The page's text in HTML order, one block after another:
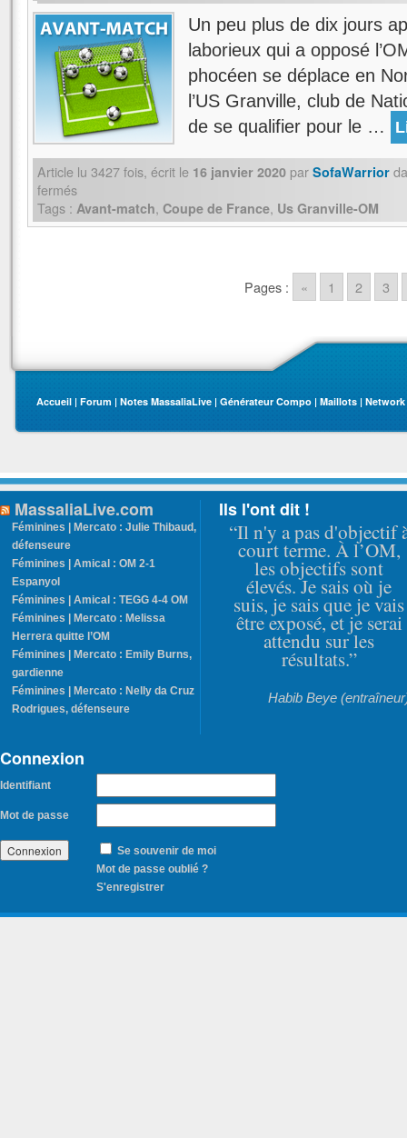
Un peu plus de dix jours
laborieux qui a opposé
phocéen se déplace en
l’US Granville, club de
de se qualifier pour le …
Article lu 3427fois, écrit le 16 janvier 2020 par SofaWarrior
fermés
Tags : Avant-match, Coupe de France, Us Granville-OM
Pages : « 1 2 3
Accueil | Forum | Notes MassaliaLive | Générateur Compo | Maillots | Network
MassaliaLive.com
Féminines | Mercato : Julie Thibaud,
défenseure
Féminines | Amical : OM 2-1
Espanyol
Féminines | Amical : TEGG 4-4 OM
Féminines | Mercato : Melissa
Herrera quitte l’OM
Féminines | Mercato : Emily Burns,
gardienne
Féminines | Mercato : Nelly da Cruz
Rodrigues, défenseure
Ils l'ont dit !
“Il n'y a pas d'objectif
court terme. À l’OM,
les objectifs sont
élevés. Je sais où je
suis, je sais que je vais
être exposé, et je serai
attendu sur les
résultats.”
Habib Beye
Connexion
Identifiant
Mot de passe
Se souvenir de moi
Mot de passe oublié ?
S'enregistrer